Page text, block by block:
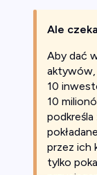
Ale
Aby dać
10
10
przez ich
tylko